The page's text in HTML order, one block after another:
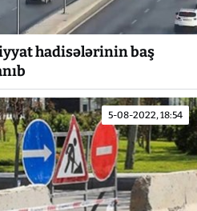
hadisələrinin baş
5-08-2022, 18:54